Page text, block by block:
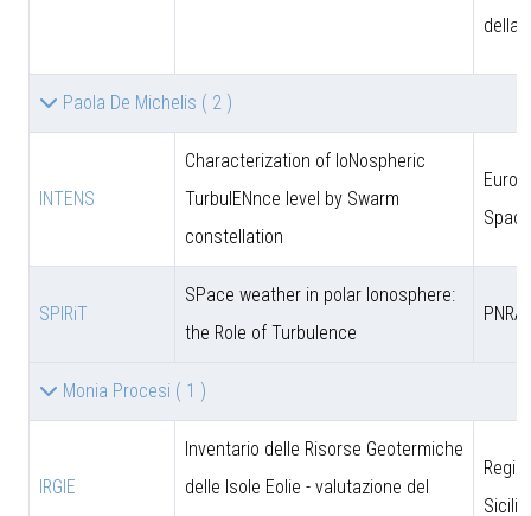
della
Paola De Michelis ( 2 )
INTENS
Characterization of IoNospheric
TurbulENnce level by Swarm
constellation
SPIRiT
SPace weather in polar Ionosphere:
the Role of Turbulence
PNRA
Monia Procesi ( 1 )
IRGIE
Inventario delle Risorse Geotermiche
delle Isole Eolie - valutazione del